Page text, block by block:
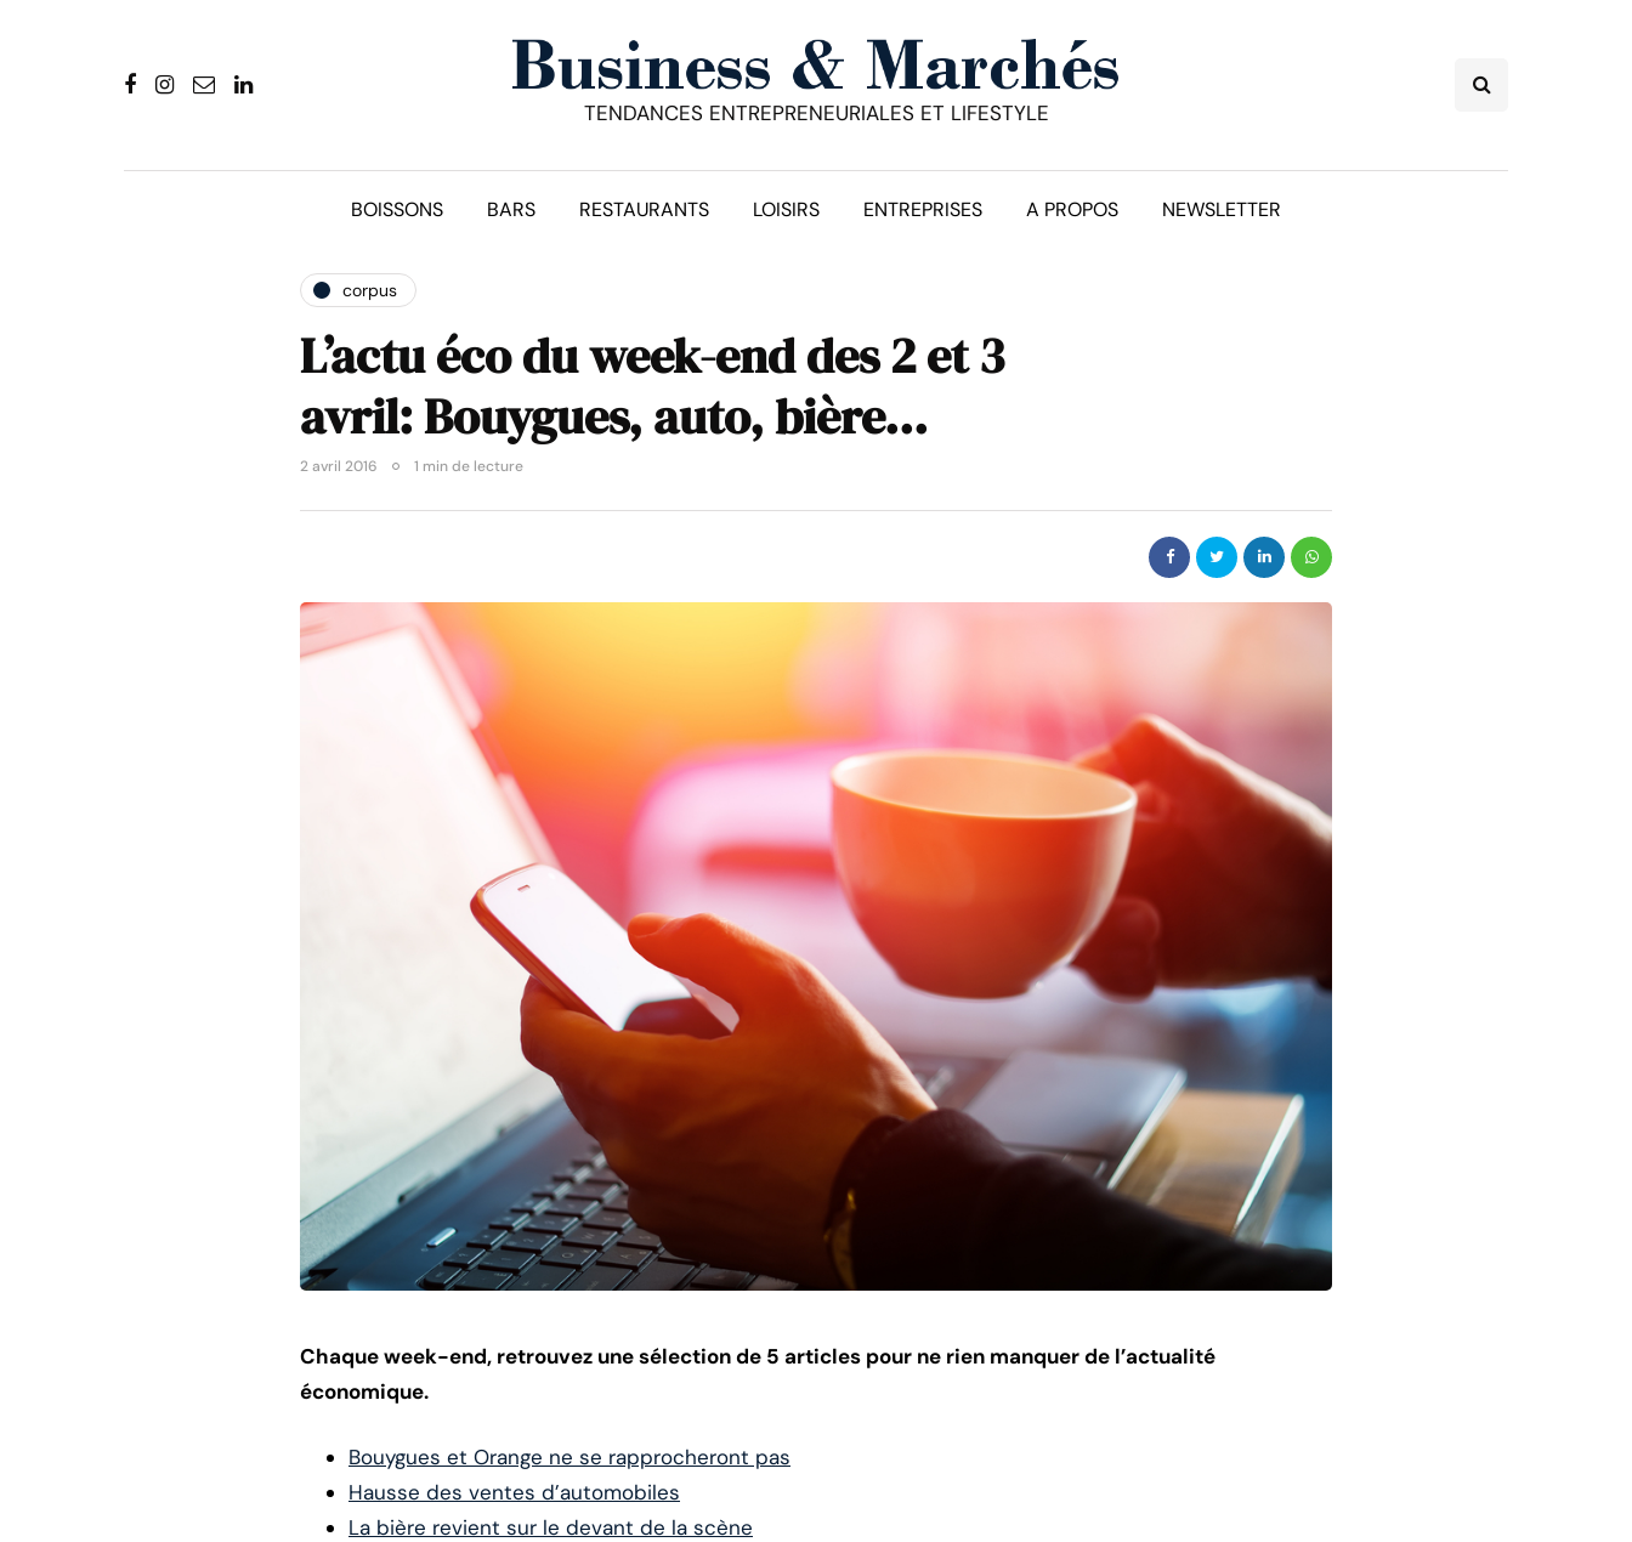
TENDANCES ENTREPRENEURIALES ET LIFESTYLE
BOISSONS BARS RESTAURANTS LOISIRS ENTREPRISES A PROPOS NEWSLETTER
corpus
L’actu éco du week-end des 2 et 3
avril: Bouygues, auto, bière…
2 avril 2016 1 min de lecture
Chaque week-end, retrouvez une sélection de 5 articles pour ne rien manquer de l’actualité
économique.
Bouygues et Orange ne se rapprocheront pas
Hausse des ventes d’automobiles
La bière revient sur le devant de la scène